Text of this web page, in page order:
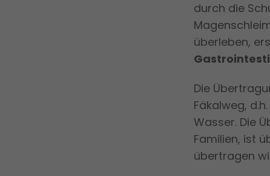
durch die
überleben,
Die
Fäkalweg,
Wasser. Die
Familien, ist
übertragen